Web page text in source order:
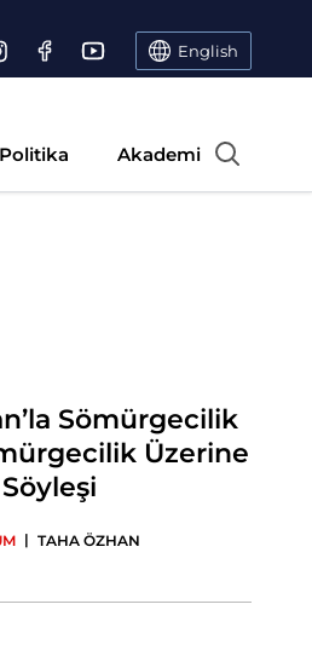
English
Politika Akademi
Sömürgecilik
Üzerine
Söyleşi
| TAHA ÖZHAN